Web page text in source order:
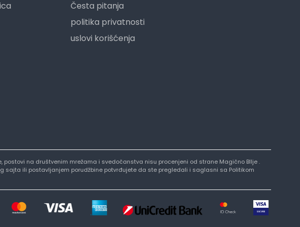
Česta pitanja
politika privatnosti
uslovi korišćenja
na društvenim mrežama i svedočanstva nisu procenjeni od strane Magično BIlje .
sajta ili postavljanjem porudžbine potvrđujete da ste pregledali i saglasni sa Politikom